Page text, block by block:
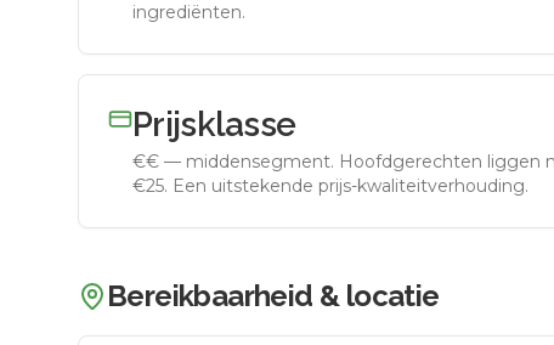
ingrediënten.
Prijsklasse
€€ — middensegment. Hoofdgerechten liggen
€25. Een uitstekende prijs-kwaliteitverhouding.
Bereikbaarheid & locatie